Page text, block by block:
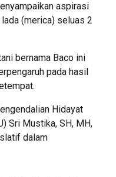
aspirasi
(merica) seluas 2
bernama Baco ini
pada hasil
Hidayat
Sri Mustika, SH, MH,
dalam